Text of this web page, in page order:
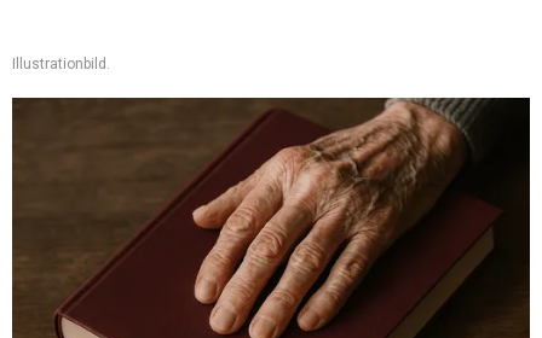
Illustrationbild.